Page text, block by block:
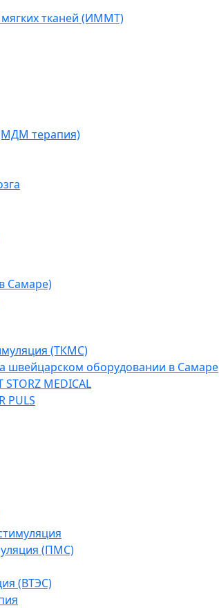
тканей (ИММТ)
терапия)
Самаре)
(ТКМС)
швейцарском оборудовании в Самаре
MEDICAL
PULS
(ПМС)
(ВТЭС)